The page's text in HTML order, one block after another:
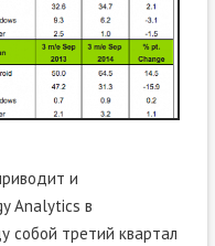
и
Analytics в
собой третий квартал